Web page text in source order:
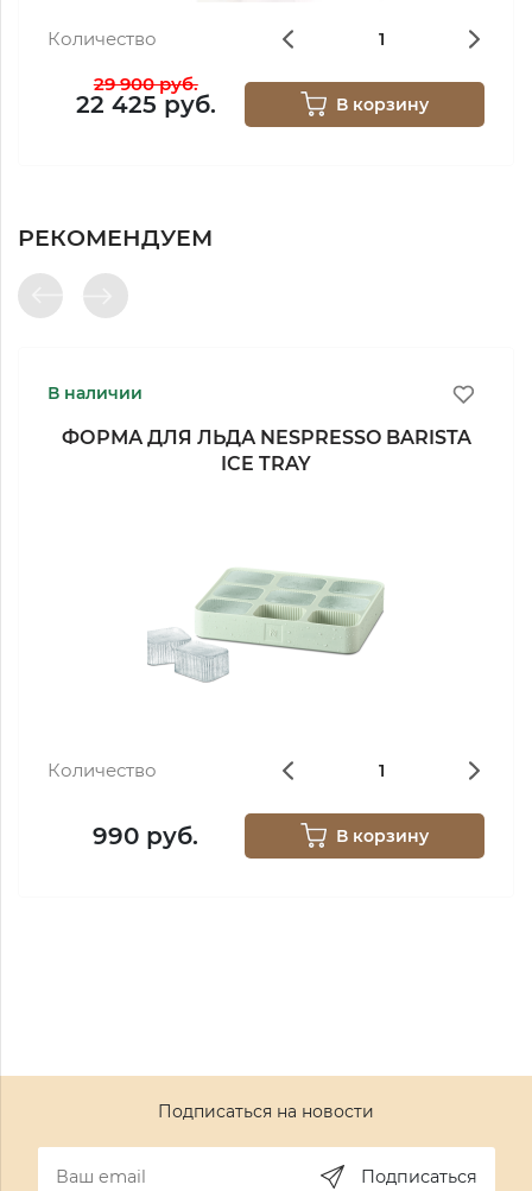
Количество
29 900 руб.
22 425 руб. В корзину
РЕКОМЕНДУЕМ
В наличии
ФОРМА ДЛЯ ЛЬДА NESPRESSO BARISTA
ICE TRAY
Количество
990 руб. В корзину
Подписаться на новости
Подписаться